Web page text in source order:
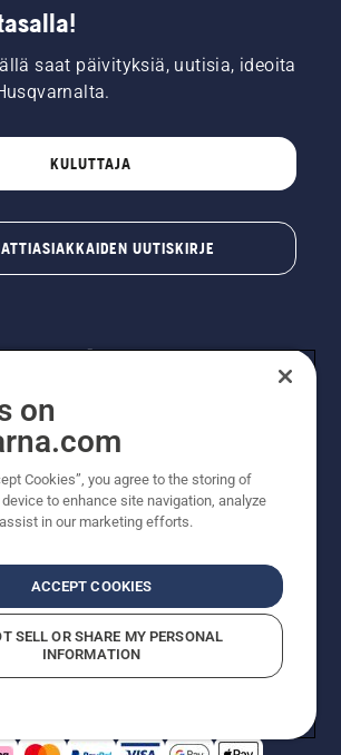
saat päivityksiä, uutisia, ideoita
KULUTTAJA
UUTISKIRJE
(publ). Kaikki oikeudet pidätetään.
Varaamme oikeudet
kirjoitus- ja sisältövirheisiin. Sivusto
mahdollisimman ajantasaisena ja
(sis. alv), ellei tuotetta voi ostaa
verkkosivustoltamme.
KäyttöehdotTietosuojailmoitusTiedot
rikkomuksista ilmoittaminen
on
Cookies”, you agree to the storing of
to enhance site navigation, analyze
in our marketing efforts.
ACCEPT COOKIES
SELL OR SHARE MY PERSONAL
INFORMATION